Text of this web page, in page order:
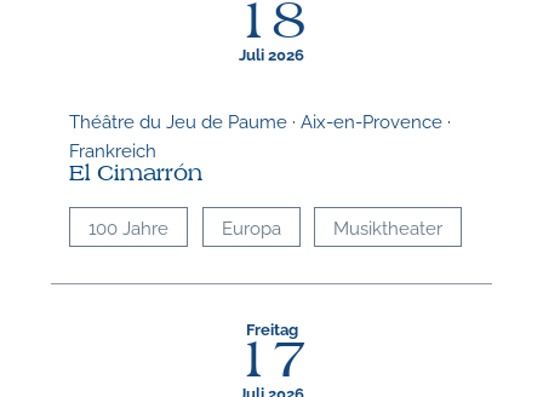
18
Juli 2026
Théâtre du Jeu de Paume · Aix-en-Provence ·
Frankreich
El Cimarrón
100 Jahre Europa Musiktheater
Freitag
17